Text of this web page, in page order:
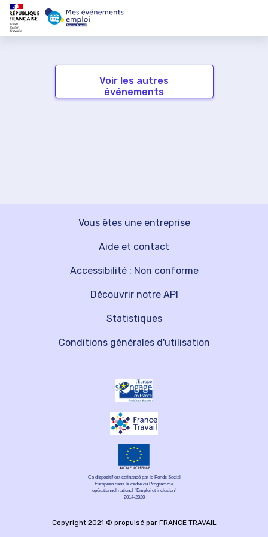
Voir les autres
événements
Vous êtes une entreprise
Découvrir notre API
Aide et contact
Statistiques
Accessibilité : Non conforme
Conditions générales d'utilisation
Ce dispositif est cofinancé par le Fonds Social
Européen dans le cadre du Programme
opérationnel national "Emploi et inclusion"
2014-2020
Copyright 2021 © propulsé par FRANCE TRAVAIL